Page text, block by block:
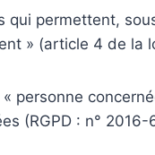
qui permettent,
» (article 4 de la
personne
(RGPD : n° 2016-